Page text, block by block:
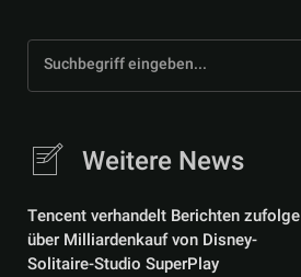
Suchbegriff eingeben...
Weitere News
Tencent verhandelt Berichten zufolge
über Milliardenkauf von Disney-
Solitaire-Studio SuperPlay